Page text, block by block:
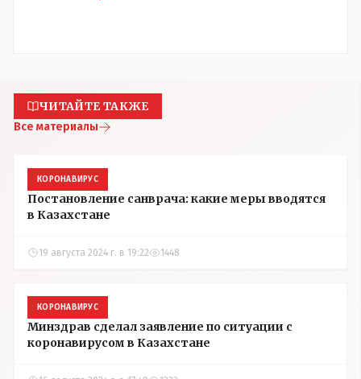
ЧИТАЙТЕ ТАКЖЕ
Все материалы
КОРОНАВИРУС
Постановление санврача: какие меры вводятся
в Казахстане
19 августа 2024 г. в 19:22 1448
КОРОНАВИРУС
Минздрав сделал заявление по ситуации с
коронавирусом в Казахстане